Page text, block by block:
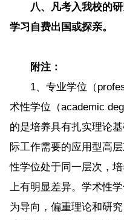
八、凡考入我校的
学习自费出国或探亲。
附注：
1、专业学位（
术性学位（academic
的是培养具有扎实理论
际工作需要的应用型高
性学位处于同一层次，
上有明显差异。学术性
为导向，偏重理论和研